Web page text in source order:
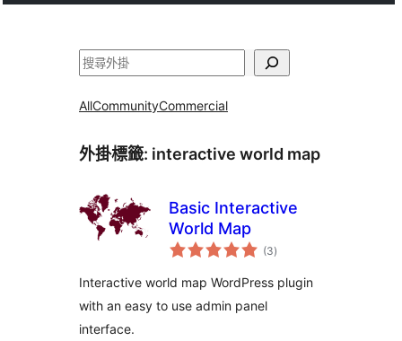
搜
AllCommunityCommercial
外掛標籤: interactive world map
Basic Interactive
World Map
(3總
評)
Interactive world map WordPress plugin
with an easy to use admin panel
interface.